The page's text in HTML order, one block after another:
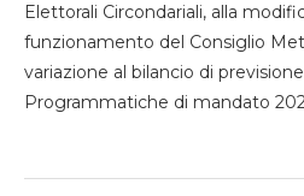
Elettorali Circondariali, alla
funzionamento del Consiglio
variazione al bilancio di
Programmatiche di mandato